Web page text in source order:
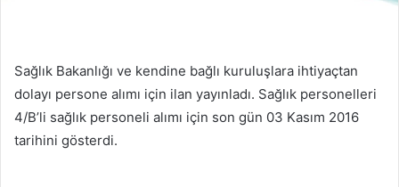
Sağlık Bakanlığı ve kendine bağlı kuruluşlara ihtiyaçtan
dolayı persone alımı için ilan yayınladı. Sağlık personelleri
4/B’li sağlık personeli alımı için son gün 03 Kasım 2016
tarihini gösterdi.